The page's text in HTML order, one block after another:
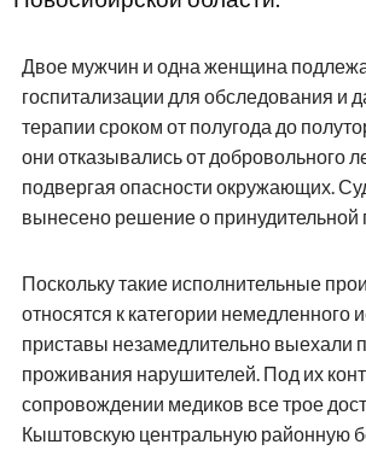
Двое мужчин и одна женщина
госпитализации для обследования и
терапии сроком от полугода до
они отказывались от добровольного
подвергая опасности окружающих.
вынесено решение о принудительной
Поскольку такие исполнительные
относятся к категории немедленного
приставы незамедлительно выехали
проживания нарушителей. Под их
сопровождении медиков все трое
Кыштовскую центральную районную